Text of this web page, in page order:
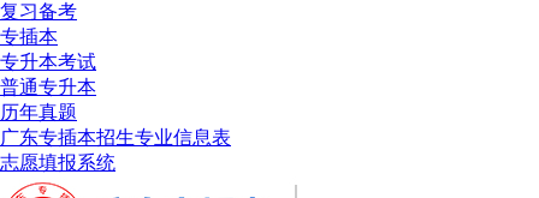
复习备考
专插本
专升本考试
普通专升本
历年真题
广东专插本招生专业信息表
志愿填报系统